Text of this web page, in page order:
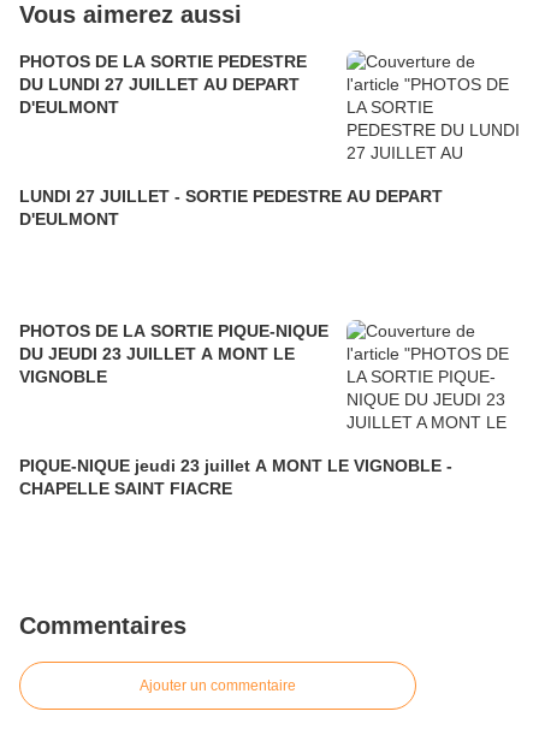
Vous aimerez aussi
PHOTOS DE LA SORTIE PEDESTRE
DU LUNDI 27 JUILLET AU DEPART
D'EULMONT
LUNDI 27 JUILLET - SORTIE PEDESTRE AU DEPART
D'EULMONT
PHOTOS DE LA SORTIE PIQUE-NIQUE
DU JEUDI 23 JUILLET A MONT LE
VIGNOBLE
PIQUE-NIQUE jeudi 23 juillet A MONT LE VIGNOBLE -
CHAPELLE SAINT FIACRE
Commentaires
Ajouter un commentaire